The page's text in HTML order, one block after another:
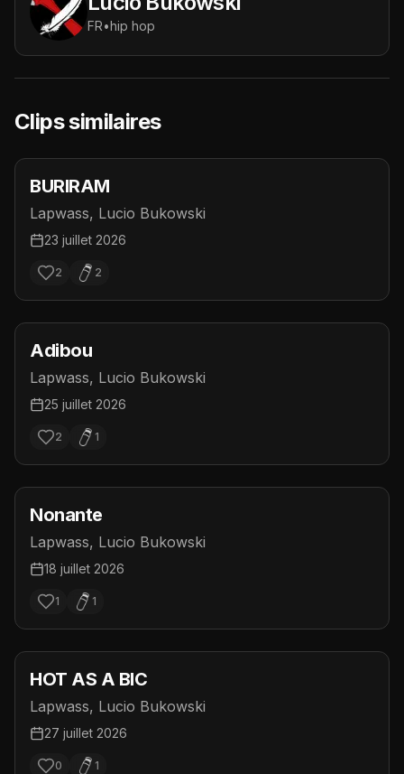
FR•hip hop
Clips similaires
BURIRAM
Lapwass, Lucio Bukowski
23 juillet 2026
2 2
Adibou
Lapwass, Lucio Bukowski
25 juillet 2026
2 1
Nonante
Lapwass, Lucio Bukowski
18 juillet 2026
1 1
HOT AS A BIC
Lapwass, Lucio Bukowski
27 juillet 2026
0 1